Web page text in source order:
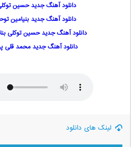
دانلود آهنگ جدید حسین
دانلود آهنگ جدید بنیامین
دانلود آهنگ جدید حسین توکلی
دانلود آهنگ جدید محمد قلی
لینک های دانلود